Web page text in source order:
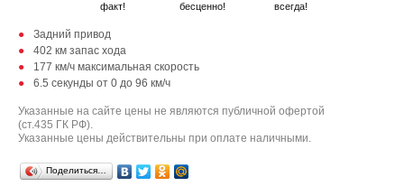
факт!
бесценно!
всегда!
Задний привод
402 км запас хода
177 км/ч максимальная скорость
6.5 секунды от 0 до 96 км/ч
Указанные на сайте цены не являются публичной офертой
(ст.435 ГК РФ).
Указанные цены действительны при оплате наличными.
Поделиться…